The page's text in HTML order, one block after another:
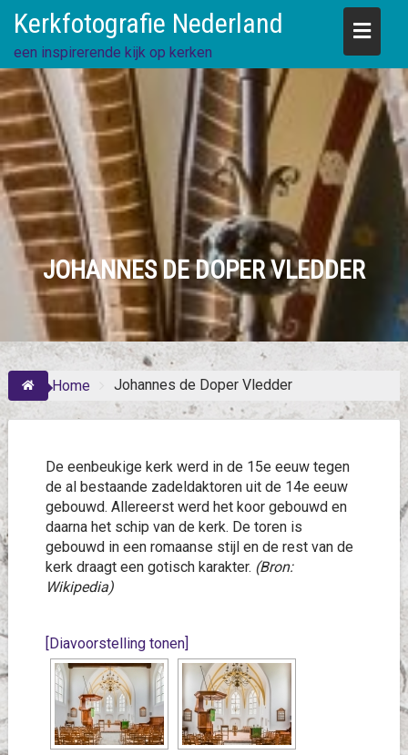
content
Kerkfotografie Nederland
een inspirerende kijk op kerken
JOHANNES DE DOPER VLEDDER
Home Johannes de Doper Vledder
De eenbeukige kerk werd in de 15e eeuw tegen
de al bestaande zadeldaktoren uit de 14e eeuw
gebouwd. Allereerst werd het koor gebouwd en
daarna het schip van de kerk. De toren is
gebouwd in een romaanse stijl en de rest van de
kerk draagt een gotisch karakter. (Bron:
Wikipedia)
[Diavoorstelling tonen]